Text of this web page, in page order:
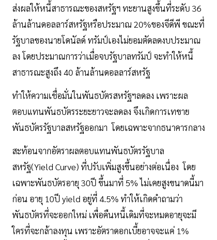
ส่งผลให้หนี้สาธารณะของสหรัฐฯ ทะยานสูงขึ้นที่ระดับ 36
ล้านล้านดอลลาร์สหรัฐหรือประมาณ 20%ของจีดีพี ขณะที่
รัฐบาลของนายโดนัลด์ ทรัมป์เองไม่ยอมตัดลดงบประมาณ
ลง โดยประมาณการว่าเมื่อจบรัฐบาลทรัมป์ จะทำให้หนี้
สาธารณะสูงถึง 40 ล้านล้านดอลลาร์สหรัฐ
ทำให้ความเชื่อมั่นในพันธบัตรสหรัฐฯลดลง เพราะผล
ตอบแทนพันธบัตรระยะยาวจะลดลง จึงเกิดการเทขาย
พันธบัตรรัฐบาลสหรัฐออกมา โดยเฉพาะจากธนาคารกลาง
สะท้อนจากอัตราผลตอบแทนพันธบัตรรัฐบาล
สหรัฐ(Yield Curve) ที่ปรับเพิ่มสูงขึ้นอย่างต่อเนื่อง โดย
เฉพาะพันธบัตรอายุ 30ปี ขึ้นมาที่ 5% ไม่เคยสูงขนาดนี้มา
ก่อน อายุ 10ปี yield อยู่ที่ 4.5% ทำให้เกิดคำถามว่า
พันธบัตรที่จะออกใหม่ เพื่อคืนหนี้เดิมที่จะหมดอายุจะมี
ใครที่จะกล้าลงทุน เพราะอัตราดอกเบี้ยอาจจะแค่ 1%